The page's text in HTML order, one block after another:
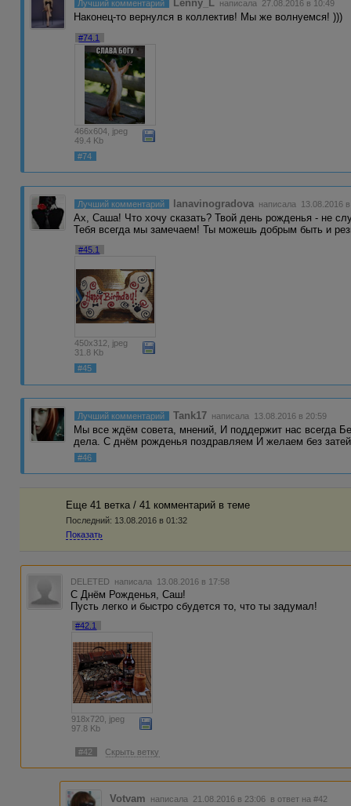
Лучший комментарий Lenny_L написала 27.08.2016 в 10:49
Наконец-то вернулся в коллектив! Мы же волнуемся! )))
#74.1
466x604, jpeg
49.4 Kb
#74
Лучший комментарий lanavinogradova написала 13.08.2016
Ах, Саша! Что хочу сказать? Твой день рожденья - не
Тебя всегда мы замечаем! Ты можешь добрым быть и
#45.1
450x312, jpeg
31.8 Kb
#45
Лучший комментарий Tank17 написала 13.08.2016 в 20:59
Мы все ждём совета, мнений, И поддержит нас всегда
дела. С днём рожденья поздравляем И желаем без
#46
Еще 41 ветка / 41 комментарий в темe
Последний: 13.08.2016 в 01:32
Показать
DELETED написала 13.08.2016 в 17:58
С Днём Рожденья, Саш!
Пусть легко и быстро сбудется то, что ты задумал!
#42.1
918x720, jpeg
97.8 Kb
#42 Скрыть ветку
Votvam написала 21.08.2016 в 23:06 в ответ на #42